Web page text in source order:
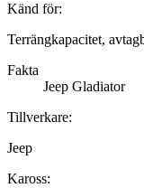
Känd för:
Terrängkapacitet,
Fakta
Jeep Gladiator
Tillverkare:
Jeep
Kaross: